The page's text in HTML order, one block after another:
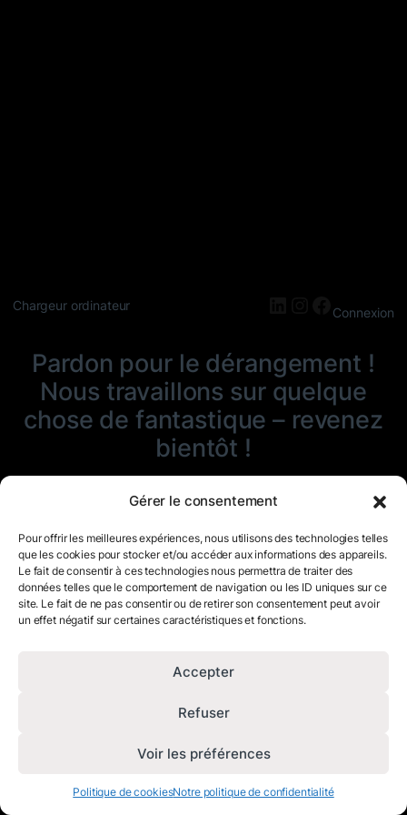
Gérer le consentement
Pour offrir les meilleures expériences, nous utilisons des technologies telles
que les cookies pour stocker et/ou accéder aux informations des appareils.
Le fait de consentir à ces technologies nous permettra de traiter des
données telles que le comportement de navigation ou les ID uniques sur ce
site. Le fait de ne pas consentir ou de retirer son consentement peut avoir
un effet négatif sur certaines caractéristiques et fonctions.
Accepter
Refuser
Voir les préférences
Politique de cookiesNotre politique de confidentialité
Chargeur ordinateur LinkedIn
Instagram
Connexion
Pardon pour le dérangement !
Nous travaillons sur quelque
chose de fantastique – revenez
bientôt !